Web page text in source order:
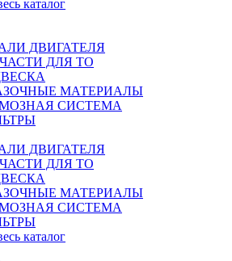
каталог
ДВИГАТЕЛЯ
ДЛЯ ТО
МАТЕРИАЛЫ
СИСТЕМА
ДВИГАТЕЛЯ
ДЛЯ ТО
МАТЕРИАЛЫ
СИСТЕМА
каталог